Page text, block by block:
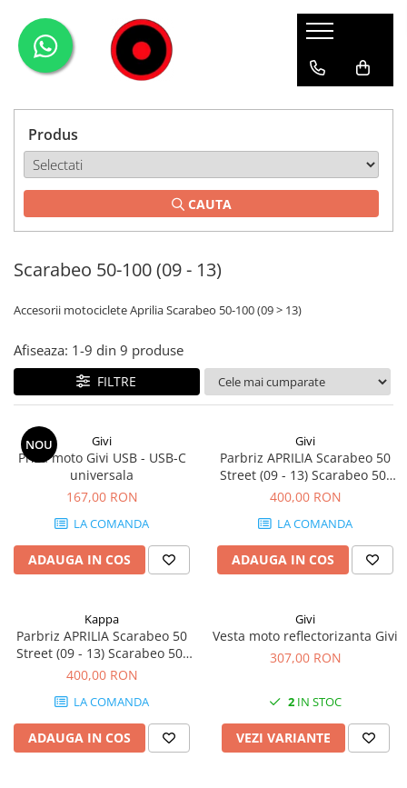
Genti Moto
Laterale
Rezervor
Genti impermeabile
Textil
Chei & butuci
Accesorii
GPS
Huse moto
PARBRIZ UNIVERSAL
Proiectoare
Echipamente
Geci
Pantaloni
WATERPROOF
Givi-Bike
Expirience
Urban
Produs
CAUTA
Scarabeo 50-100 (09 - 13)
Accesorii motociclete Aprilia Scarabeo 50-100 (09 > 13)
Afiseaza: 1-9 din 9 produse
FILTRE
NOU Givi
Priza moto Givi USB - USB-C
universala
167,00 RON
LA COMANDA
ADAUGA IN COS
Givi
Parbriz APRILIA Scarabeo 50
Street (09 - 13) Scarabeo 50-
100 (09 - 13)
400,00 RON
LA COMANDA
ADAUGA IN COS
Kappa
Parbriz APRILIA Scarabeo 50
Street (09 - 13) Scarabeo 50-
100 (09 - 13)
400,00 RON
LA COMANDA
ADAUGA IN COS
Givi
Vesta moto reflectorizanta Givi
307,00 RON
2 IN STOC
VEZI VARIANTE